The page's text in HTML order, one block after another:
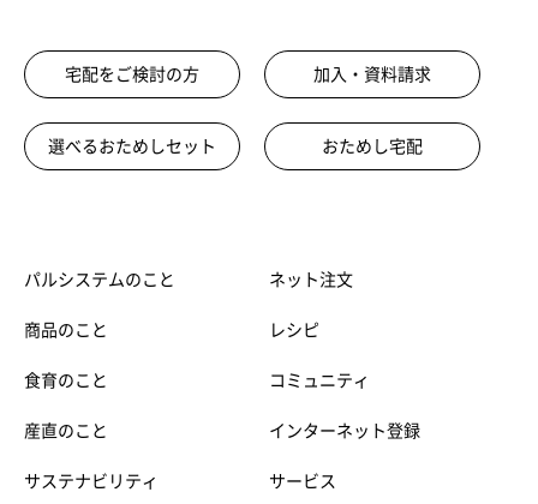
宅配をご検討の方 加入・資料請求
選べるおためしセット おためし宅配
パルシステムのこと
商品のこと
食育のこと
産直のこと
サステナビリティ
ネット注文
レシピ
コミュニティ
インターネット登録
サービス